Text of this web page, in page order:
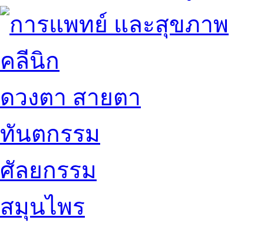
คลีนิก
ดวงตา สายตา
ทันตกรรม
ศัลยกรรม
สมุนไพร